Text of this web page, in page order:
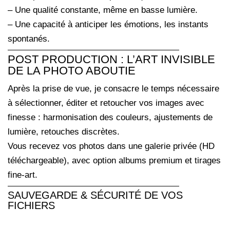
– Une qualité constante, même en basse lumière.
– Une capacité à anticiper les émotions, les instants
spontanés.
POST PRODUCTION : L’ART INVISIBLE
DE LA PHOTO ABOUTIE
Après la prise de vue, je consacre le temps nécessaire
à sélectionner, éditer et retoucher vos images avec
finesse : harmonisation des couleurs, ajustements de
lumière, retouches discrètes.
Vous recevez vos photos dans une galerie privée (HD
téléchargeable), avec option albums premium et tirages
fine-art.
SAUVEGARDE & SÉCURITÉ DE VOS
FICHIERS